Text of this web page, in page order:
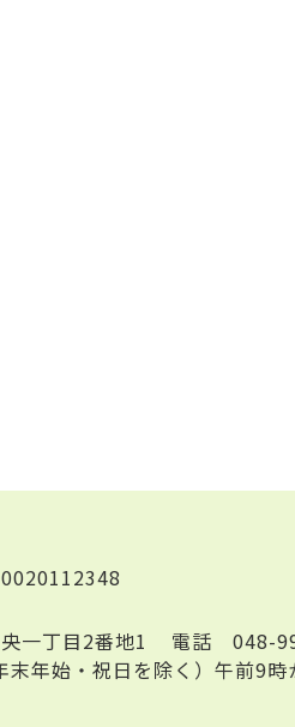
一丁目2番地1 電話 048-
末年始・祝日を除く）午前9